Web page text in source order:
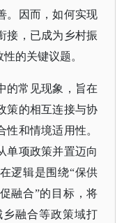
。因而，如何实现
接，已成为乡村振
的关键议题。
的常见现象，旨在
策的相互连接与协
和情境适用性。
单项政策并置迈向
逻辑是围绕“保供
融合”的目标，将
融合等政策域打